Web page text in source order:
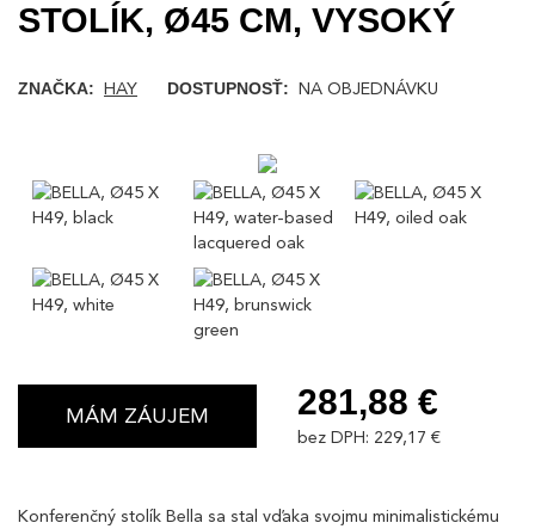
STOLÍK, Ø45 CM, VYSOKÝ
ZNAČKA: HAY DOSTUPNOSŤ: NA OBJEDNÁVKU
MÁM ZÁUJEM 281,88 €
bez DPH: 229,17 €
Konferenčný stolík Bella sa stal vďaka svojmu minimalistickému